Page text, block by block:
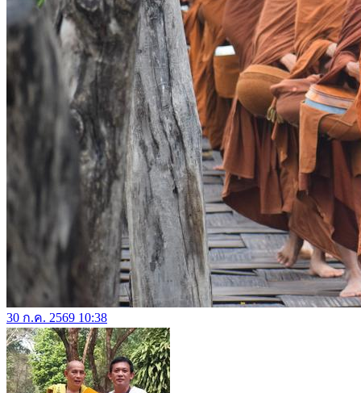
30 ก.ค. 2569 10:38